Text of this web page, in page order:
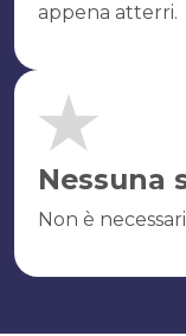
appena atterri.
Nessuna
Non è